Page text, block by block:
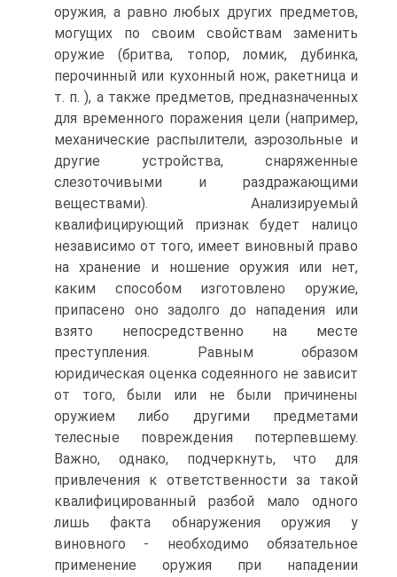
оружия, а равно любых других предметов,
могущих по своим свойствам заменить
оружие (бритва, топор, ломик, дубинка,
перочинный или кухонный нож, ракетница и
т. п. ), а также предметов, предназначенных
для временного поражения цели (например,
механические распылители, аэрозольные и
другие устройства, снаряженные
слезоточивыми и раздражающими
веществами). Анализируемый
квалифицирующий признак будет налицо
независимо от того, имеет виновный право
на хранение и ношение оружия или нет,
каким способом изготовлено оружие,
припасено оно задолго до нападения или
взято непосредственно на месте
преступления. Равным образом
юридическая оценка содеянного не зависит
от того, были или не были причинены
оружием либо другими предметами
телесные повреждения потерпевшему.
Важно, однако, подчеркнуть, что для
привлечения к ответственности за такой
квалифицированный разбой мало одного
лишь факта обнаружения оружия у
виновного - необходимо обязательное
применение оружия при нападении